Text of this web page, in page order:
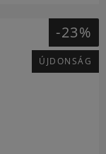
-23%
ÚJDONSÁG